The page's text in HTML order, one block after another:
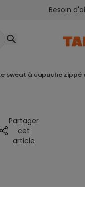
Besoin
le sweat à capuche
Partager
cet
article